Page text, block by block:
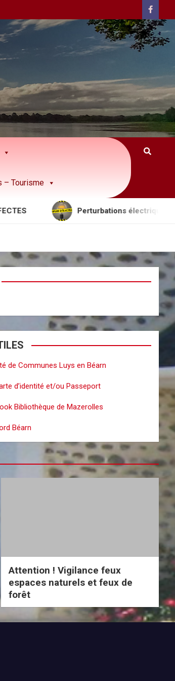
– Tourisme
Perturbations électriques à
de Communes Luys en Béarn
d’identité et/ou Passeport
Bibliothèque de Mazerolles
Béarn
Attention ! Vigilance feux
espaces naturels et feux de
forêt